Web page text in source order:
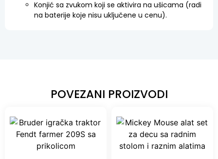
Konjić sa zvukom koji se aktivira na ušicama (radi
na baterije koje nisu uključene u cenu).
POVEZANI PROIZVODI